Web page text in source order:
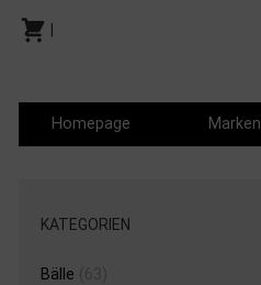
Homepage Marken
KATEGORIEN
Bälle